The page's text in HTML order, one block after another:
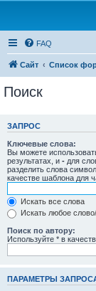
FAQ
Сайт Список
Поиск
ЗАПРОС
Ключевые слова:
Вы можете
результатах, и - для
разделить слова
качестве шаблона для
Искать все слова
Искать любое
Поиск по автору:
Используйте * в
ПАРАМЕТРЫ